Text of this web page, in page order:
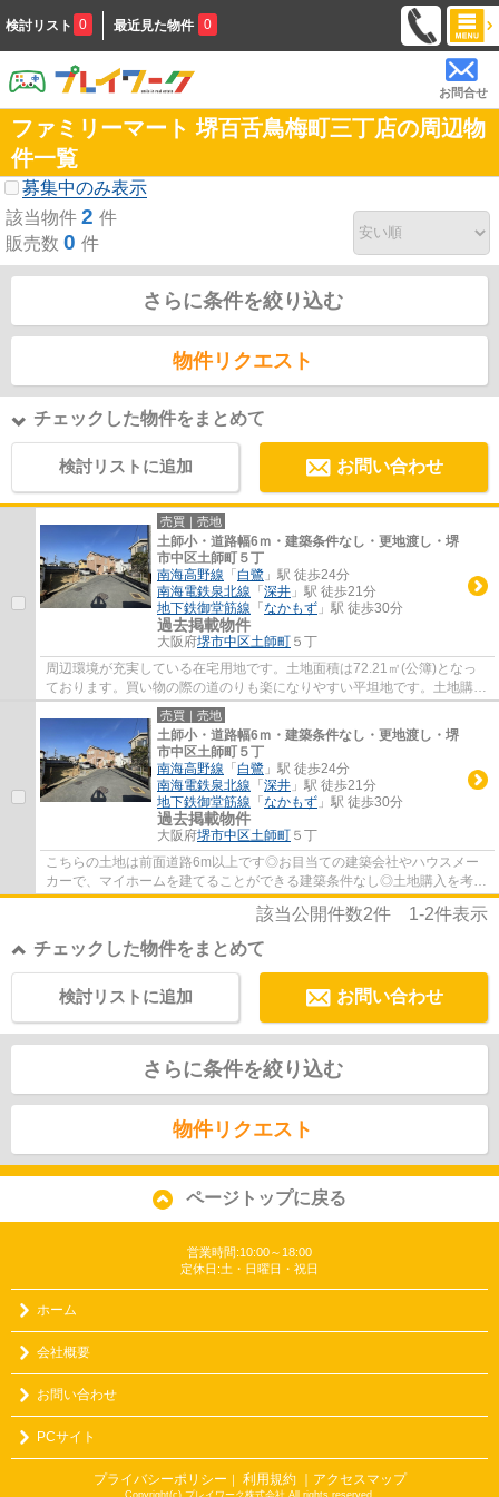
検討リスト 0 最近見た物件 0
お問合せ
ファミリーマート 堺百舌鳥梅町三丁店の周辺物
件一覧
募集中のみ表示
該当物件 2 件
販売数 0 件
さらに条件を絞り込む
物件リクエスト
チェックした物件をまとめて
検討リストに追加 お問い合わせ
売買｜売地
土師小・道路幅6ｍ・建築条件なし・更地渡し・堺
市中区土師町５丁
南海高野線 「 白鷺 」駅 徒歩24分
南海電鉄泉北線 「 深井 」駅 徒歩21分
地下鉄御堂筋線 「 なかもず 」駅 徒歩30分
過去掲載物件
大阪府堺市中区土師町 ５丁
周辺環境が充実している在宅用地です。土地面積は72.21㎡(公簿)となっ
ております。買い物の際の道のりも楽になりやすい平坦地です。土地購入
をお考えの方、コチラの売地は環境も良くて...
売買｜売地
土師小・道路幅6ｍ・建築条件なし・更地渡し・堺
市中区土師町５丁
南海高野線 「 白鷺 」駅 徒歩24分
南海電鉄泉北線 「 深井 」駅 徒歩21分
地下鉄御堂筋線 「 なかもず 」駅 徒歩30分
過去掲載物件
大阪府堺市中区土師町 ５丁
こちらの土地は前面道路6m以上です◎お目当ての建築会社やハウスメー
カーで、マイホームを建てることができる建築条件なし◎土地購入を考え
ている方、一度チェックして頂きたいのがこち...
該当公開件数2件 1-2件表示
チェックした物件をまとめて
お問い合わせ
検討リストに追加
さらに条件を絞り込む
物件リクエスト
ページトップに戻る
営業時間:10:00～18:00
定休日:土・日曜日・祝日
ホーム
会社概要
お問い合わせ
PCサイト
プライバシーポリシー ｜ 利用規約 ｜アクセスマップ
Copyright(c) プレイワーク株式会社 All rights reserved.